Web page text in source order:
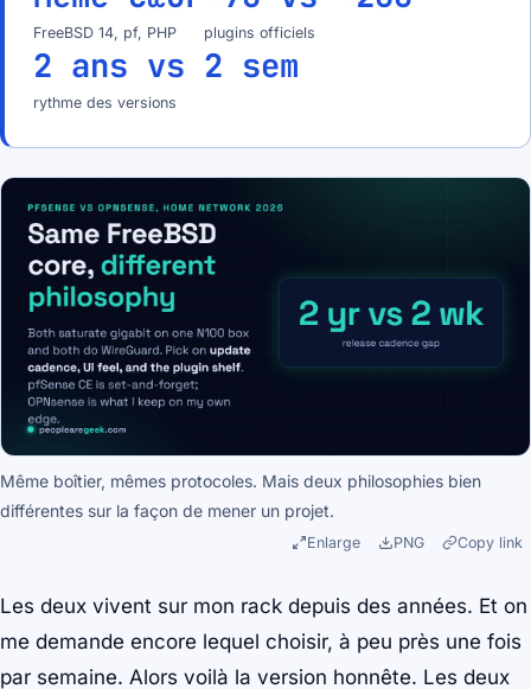
FreeBSD 14, pf, PHP plugins officiels
2 ans vs 2 sem
rythme des versions
Même boîtier, mêmes protocoles. Mais deux philosophies bien
différentes sur la façon de mener un projet.
Enlarge PNG Copy link
Les deux vivent sur mon rack depuis des années. Et on
me demande encore lequel choisir, à peu près une fois
par semaine. Alors voilà la version honnête. Les deux